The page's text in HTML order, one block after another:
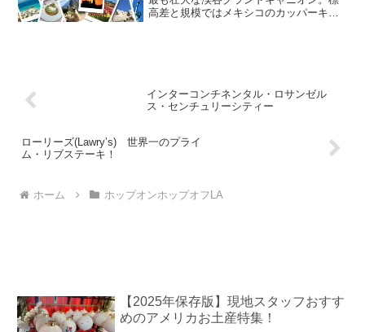
高差と規模ではメキシコのカッパーキャ
インターコンチネンタル・ロサンゼル
ス・センチュリーシティー
ローリーズ(Lawry’s) 世界一のプライ
ム・リブステーキ！
ホーム ホップオンホップオフLA
【2025年保存版】現地スタッフおすす
めのアメリカお土産特集！